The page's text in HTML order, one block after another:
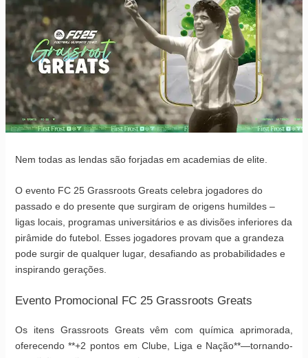
Nem todas as lendas são forjadas em academias de elite.
O evento FC 25 Grassroots Greats celebra jogadores do
passado e do presente que surgiram de origens humildes –
ligas locais, programas universitários e as divisões inferiores da
pirâmide do futebol. Esses jogadores provam que a grandeza
pode surgir de qualquer lugar, desafiando as probabilidades e
inspirando gerações.
Evento Promocional FC 25 Grassroots Greats
Os itens Grassroots Greats vêm com química aprimorada,
oferecendo **+2 pontos em Clube, Liga e Nação**—tornando-